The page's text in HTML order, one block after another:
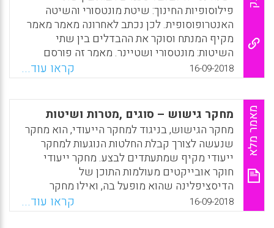
בית הספר כקהילה, ריבוי אינטליגנציות ו
-“pathways") לשם יצירת מודל ייחודי ומקיף.
המודל תומך בבתי ספר מגן חובה ועד תיכון,
המעוניינים להפוך ל"קהילות לימוד דמוקרטיות".
(יאיר גד)
WhatsApp
Facebook
Email
X
פילוסופיות החינוך: שיטת מונטסורי והשיטה
האנטרופוסופית. לכן נכתב לאחרונה מאמר מאמר
מקיף המנתח וסוקר את ההבדלים בין שתי
השיטות: מונטסורי ושטיינר. מאמר זה פורסם
במקור באנגלית במגזין האוסטרלי לענייני חינוך
Sydney’s Child. (רונית לסטר)
WhatsApp
Facebook
Email
X
16-09-2018 קראו עוד...
מאמר מלא מחקר גישוש – סוגים ,מטרות ושיטות
מחקר הגישוש, בניגוד למחקר הייעודי, הוא מחקר
שנעשה לצורך קבלת החלטות הנוגעות למחקר
ייעודי מקיף שמתעתדים לבצע. מחקר ייעודי
חוקר אובייקטים מעולמות התוכן של
הדיסציפלינה שהוא מופעל בה, ואילו מחקר
גישוש נועד לאסוף ידע על אודות מרכיבי מחקר
שונים.במובן זה, מושא הידע של מחקר הגישוש
16-09-2018 קראו עוד...